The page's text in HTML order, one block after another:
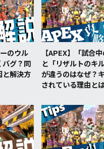
のウル
バグ？同
と解決方
【APEX】「試合中
と「リザルトのキ
が違うのはなぜ？
されている理由と